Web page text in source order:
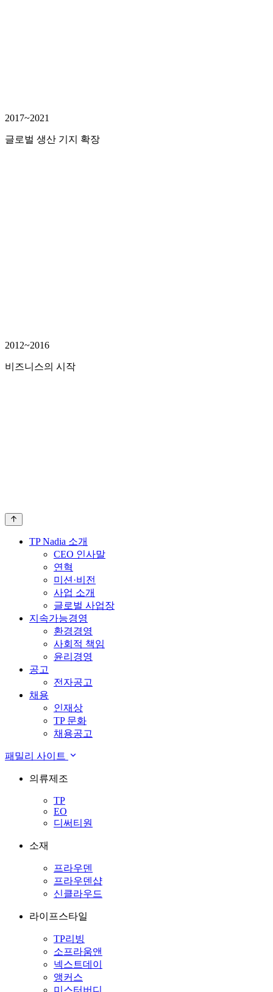
2017~2021
글로벌 생산 기지 확장
2012~2016
비즈니스의 시작
TP Nadia 소개
CEO 인사말
연혁
미션·비전
사업 소개
글로벌 사업장
지속가능경영
환경경영
사회적 책임
윤리경영
공고
전자공고
채용
인재상
TP 문화
채용공고
패밀리 사이트
의류제조
TP
EO
디써티원
소재
프라우덴
프라우덴샵
신클라우드
라이프스타일
TP리빙
소프라움앤
넥스트데이
앵커스